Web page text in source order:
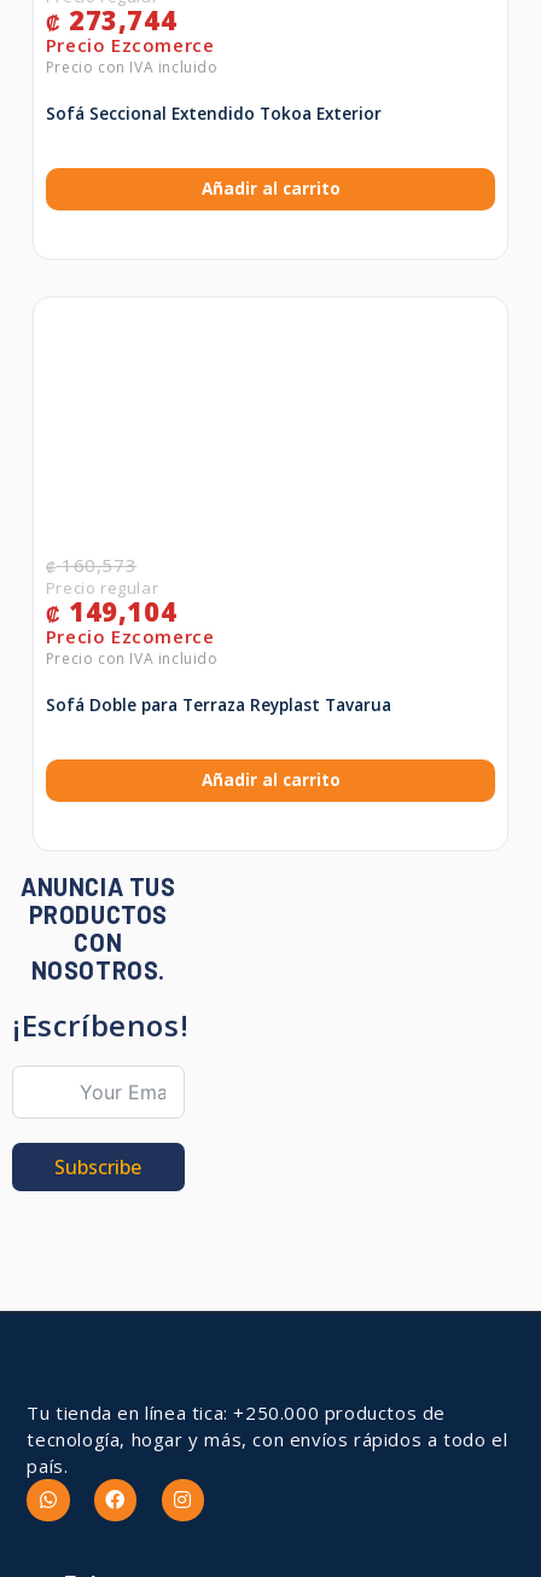
₡ 273,744
Sofá Seccional Extendido Tokoa Exterior
Añadir al carrito
₡160,573
₡ 149,104
Sofá Doble para Terraza Reyplast Tavarua
Añadir al carrito
ANUNCIA TUS
PRODUCTOS
CON
NOSOTROS.
¡Escríbenos!
Subscribe
Tu tienda en línea tica: +250.000 productos de
tecnología, hogar y más, con envíos rápidos a todo el
país.